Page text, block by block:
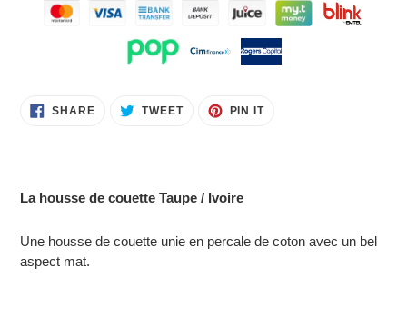
AddingSHARESHARE TWEETTWEET
PIN ITPIN
La housse de couette Taupe / Ivoire
Une housse de couette unie en percale de coton avec un bel
aspect mat.